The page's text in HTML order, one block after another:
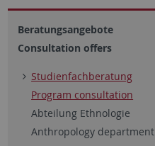
Beratungsangebote
Consultation offers
Studienfachberatung
Program consultation
Abteilung Ethnologie
Anthropology department